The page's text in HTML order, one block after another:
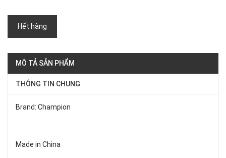
Hết hàng
MÔ TẢ SẢN PHẨM
THÔNG TIN CHUNG
Brand: Champion
Made in China